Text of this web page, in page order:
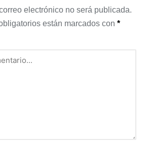
electrónico no será publicada.
están marcados con *